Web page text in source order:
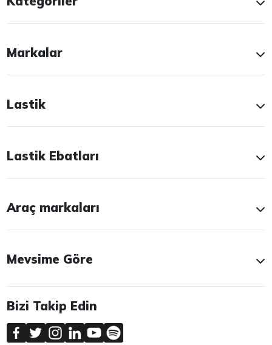
Markalar
Lastik
Lastik Ebatları
Araç markaları
Mevsime Göre
Bizi Takip Edin